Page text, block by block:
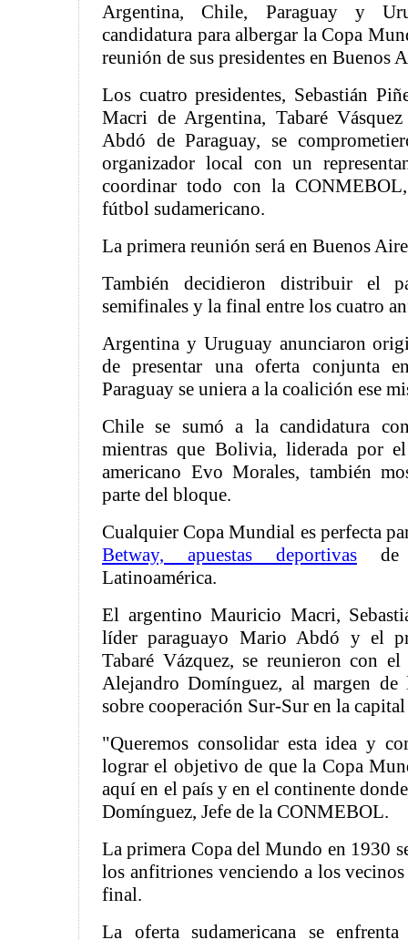
Argentina, Chile, Paraguay y
candidatura para albergar la Copa
reunión de sus presidentes en Buenos
Los cuatro presidentes, Sebastián
Macri de Argentina, Tabaré
Abdó de Paraguay, se
organizador local con un
coordinar todo con la
fútbol sudamericano.
La primera reunión será en Buenos
También decidieron distribuir el
semifinales y la final entre los cuatro
Argentina y Uruguay anunciaron
de presentar una oferta conjunta
Paraguay se uniera a la coalición ese
Chile se sumó a la candidatura
mientras que Bolivia, liderada por
americano Evo Morales, también
parte del bloque.
Cualquier Copa Mundial es perfecta
Betway, apuestas deportivasde
Latinoamérica.
El argentino Mauricio Macri,
líder paraguayo Mario Abdó y el
Tabaré Vázquez, se reunieron con
Alejandro Domínguez, al margen
sobre cooperación Sur-Sur en la
"Queremos consolidar esta idea y
lograr el objetivo de que la Copa
aquí en el país y en el continente
Domínguez, Jefe de la CONMEBOL.
La primera Copa del Mundo en 1930
los anfitriones venciendo a los
final.
La oferta sudamericana se